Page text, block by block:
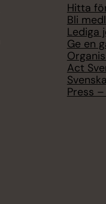
Hitta
Bli
Lediga
Ge en
Act
Press